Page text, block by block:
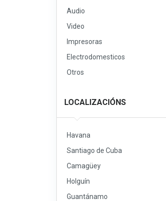
Audio
Video
Impresoras
Electrodomesticos
Otros
LOCALIZACIÓNS
Havana
Santiago de Cuba
Camagüey
Holguín
Guantánamo